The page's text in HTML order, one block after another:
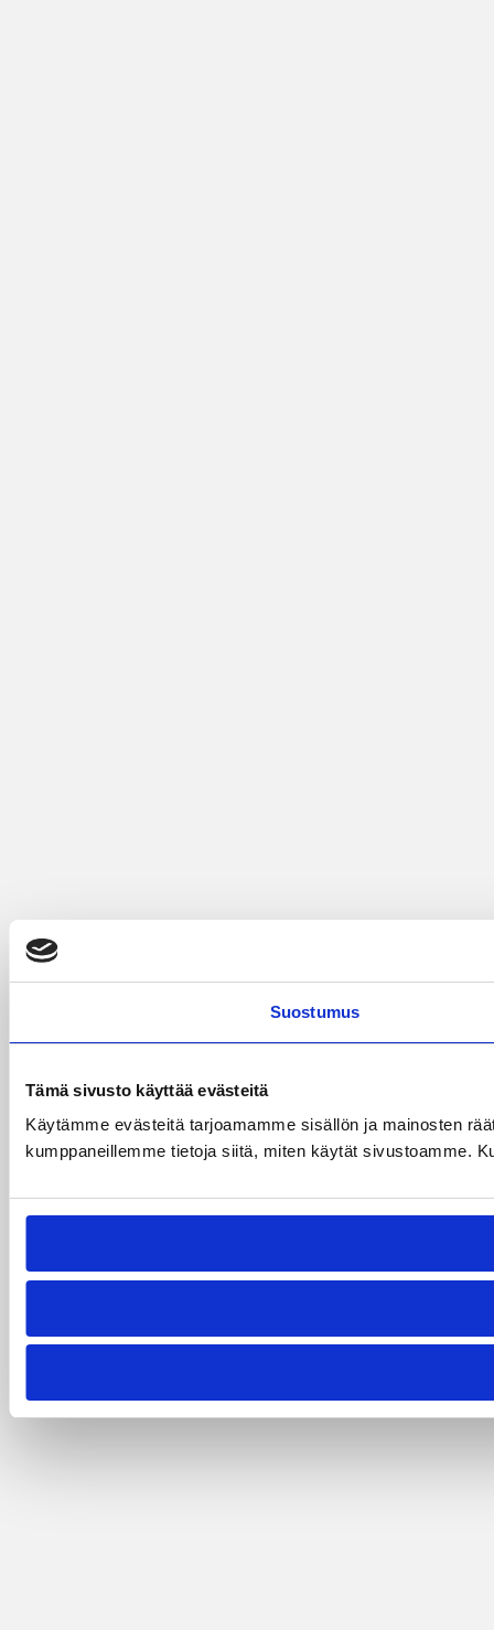
Suostumus
Tämä sivusto käyttää evästeitä
Käytämme evästeitä tarjoamamme sisällön ja mainosten
kumppaneillemme tietoja siitä, miten käytät sivustoamme.